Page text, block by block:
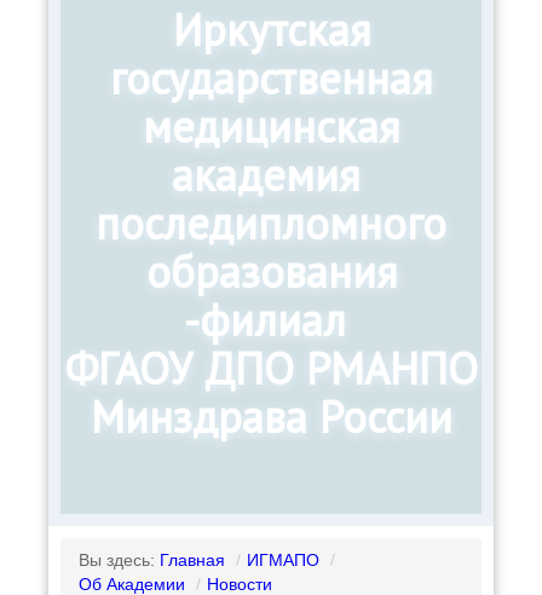
Иркутская
государственная
медицинская
академия
последипломного
образования
-филиал
ФГАОУ ДПО РМАНПО
Минздрава России
Вы здесь: Главная / ИГМАПО
/
Об Академии
/ Новости